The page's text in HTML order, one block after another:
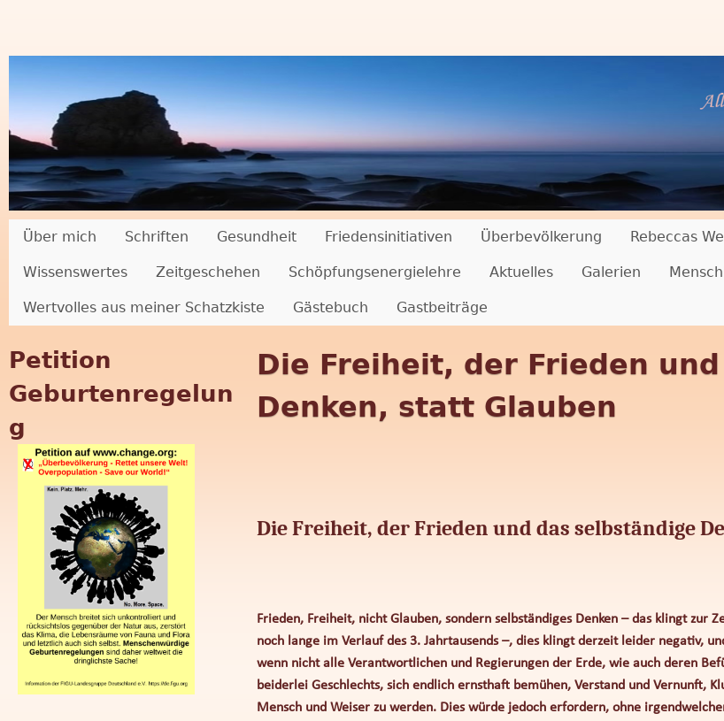
M
u
t
z
u
Über mich Schriften Gesundheit Friedensinitiativen Überbevölkerung Rebeccas
Wissenswertes Zeitgeschehen Schöpfungsenergielehre Aktuelles Galerien
Wertvolles aus meiner Schatzkiste Gästebuch Gastbeiträge
Die Freiheit, der Frieden
Denken, statt Glauben
Die Freiheit, der Frieden und das selbständige
Frieden, Freiheit, nicht Glauben, sondern selbständiges Denken – das klingt zur
noch lange im Verlauf des 3. Jahrtausends –, dies klingt derzeit leider negativ,
wenn nicht alle Verantwortlichen und Regierungen der Erde, wie auch deren
beiderlei Geschlechts, sich endlich ernsthaft bemühen, Verstand und Vernunft,
Mensch und Weiser zu werden. Dies würde jedoch erfordern, ohne
Petition
Geburtenregelun
g